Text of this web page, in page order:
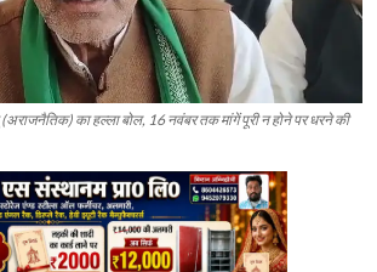
(अराजनैतिक) का हल्ला बोल, 16 नवंबर तक मांगें पूरी न होने पर धरने की